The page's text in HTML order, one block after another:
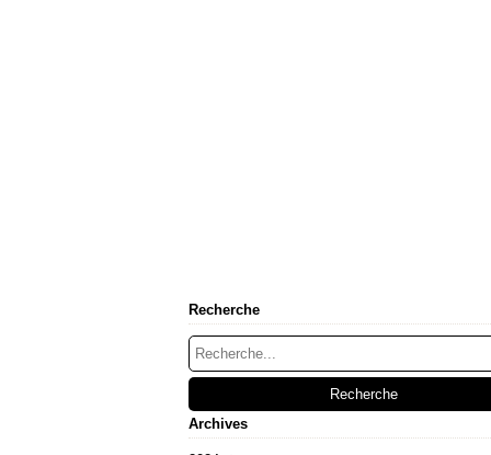
Recherche
Archives